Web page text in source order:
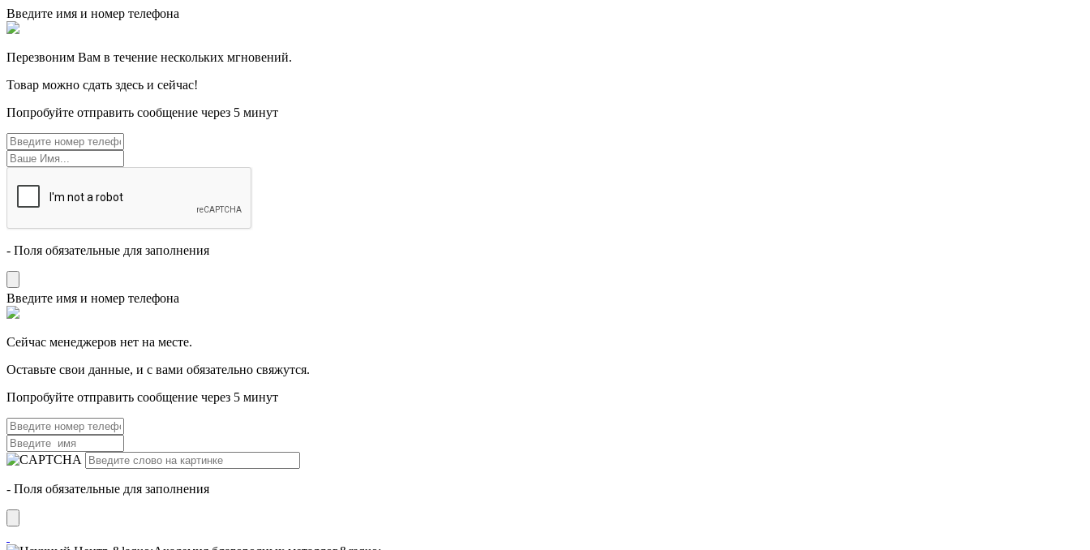
Введите имя и номер телефона
Перезвоним Вам в течение нескольких мгновений.
Товар можно сдать здесь и сейчас!
Попробуйте отправить сообщение через 5 минут
- Поля обязательные для заполнения
Введите имя и номер телефона
Cейчас менеджеров нет на месте.
Оставьте свои данные, и с вами обязательно свяжутся.
Попробуйте отправить сообщение через 5 минут
- Поля обязательные для заполнения